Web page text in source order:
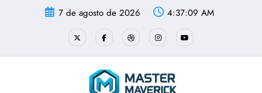
7 de agosto de 2026 4:37:10 AM